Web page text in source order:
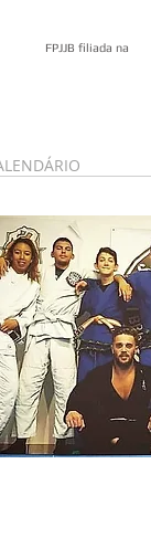
FPJJB filiada na